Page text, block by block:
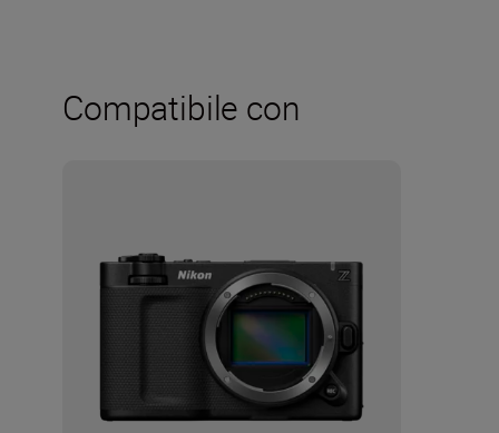
Compatibile con